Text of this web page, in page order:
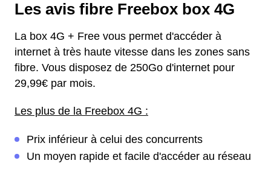
Les avis fibre Freebox box 4G
La box 4G + Free vous permet d'accéder à
internet à très haute vitesse dans les zones sans
fibre. Vous disposez de 250Go d'internet pour
29,99€ par mois.
Les plus de la Freebox 4G :
Prix inférieur à celui des concurrents
Un moyen rapide et facile d'accéder au réseau